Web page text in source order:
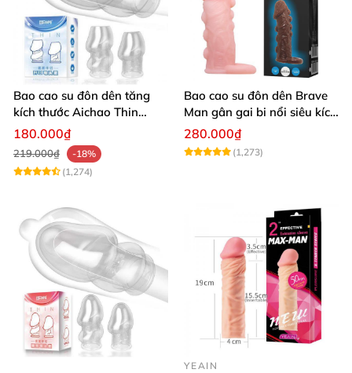
Bao cao su đôn dên tăng
kích thước Aichao Thin
Xanh - Hở quy đầu
180.000₫
219.000₫
-18%
(1,274)
Bao cao su đôn dên Brave
Man gân gai bi nổi siêu kích
thích
280.000₫
(1,273)
YEAIN